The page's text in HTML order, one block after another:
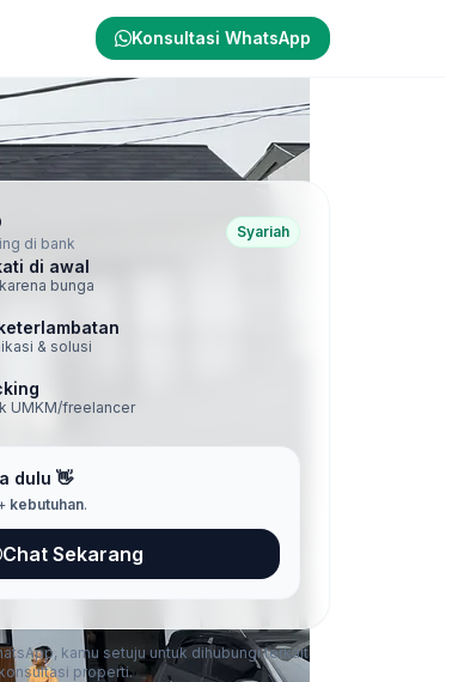
Konsultasi WhatsApp
di bank
Syariah
di awal
bunga
& solusi
UMKM/freelancer
dulu 👋
kebutuhan.
Chat Sekarang
kamu setuju untuk dihubungi terkait
konsultasi properti.